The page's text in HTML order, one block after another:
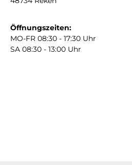
Öffnungszeiten:
MO-FR 08:30 - 17:30 Uhr
SA 08:30 - 13:00 Uhr